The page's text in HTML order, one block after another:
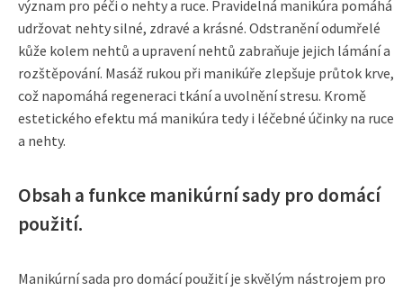
význam pro péči o nehty a ruce. Pravidelná manikúra pomáhá
udržovat nehty silné, zdravé a krásné. Odstranění odumřelé
kůže kolem nehtů a upravení nehtů zabraňuje jejich lámání a
rozštěpování. Masáž rukou při manikúře zlepšuje průtok krve,
což napomáhá regeneraci tkání a uvolnění stresu. Kromě
estetického efektu má manikúra tedy i léčebné účinky na ruce
a nehty.
Obsah a funkce manikúrní sady pro domácí
použití.
Manikúrní sada pro domácí použití je skvělým nástrojem pro